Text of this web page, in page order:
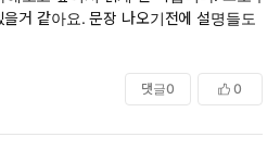
거 같아요. 문장 나오기전에 설명들도
댓글0 0